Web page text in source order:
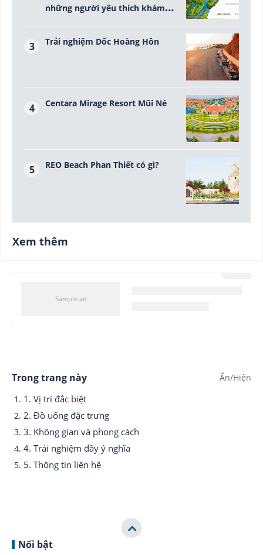
những người yêu thích khám
Trải nghiệm Dốc Hoàng Hôn
Centara Mirage Resort Mũi Né
REO Beach Phan Thiết có gì?
Xem thêm
Trong trang này
1. Vị trí đắc biệt
2. Đồ uống đặc trưng
3. Không gian và phong cách
4. Trải nghiệm đầy ý nghĩa
5. Thông tin liên hệ
Nổi bật